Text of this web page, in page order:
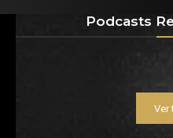
Podcasts
Ver